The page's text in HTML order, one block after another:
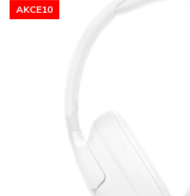
AKCE10